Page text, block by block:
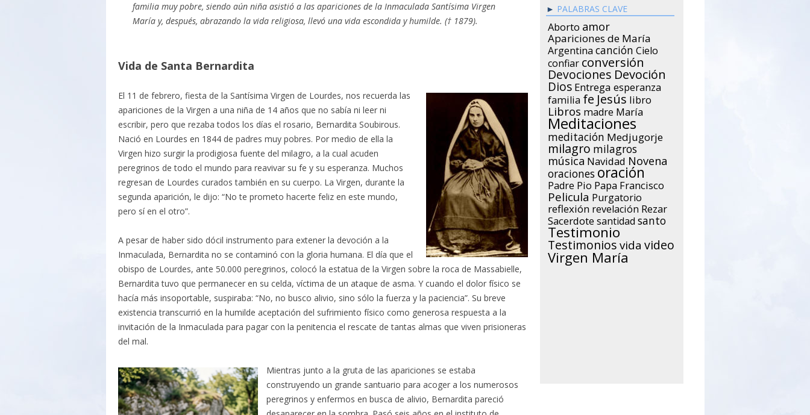
familia muy pobre, siendo aún niña asistió a las apariciones de la Inmaculada Santísima Virgen
María y, después, abrazando la vida religiosa, llevó una vida escondida y humilde. († 1879).
Vida de Santa Bernardita
El 11 de febrero, fiesta de la Santísima Virgen de Lourdes, nos recuerda las
apariciones de la Virgen a una niña de 14 años que no sabía ni leer ni
escribir, pero que rezaba todos los días el rosario, Bernardita Soubirous.
Nació en Lourdes en 1844 de padres muy pobres. Por medio de ella la
Virgen hizo surgir la prodigiosa fuente del milagro, a la cual acuden
peregrinos de todo el mundo para reavivar su fe y su esperanza. Muchos
regresan de Lourdes curados también en su cuerpo. La Virgen, durante la
segunda aparición, le dijo: “No te prometo hacerte feliz en este mundo,
pero sí en el otro”.
A pesar de haber sido dócil instrumento para extener la devoción a la
Inmaculada, Bernardita no se contaminó con la gloria humana. El día que el
obispo de Lourdes, ante 50.000 peregrinos, colocó la estatua de la Virgen sobre la roca de Massabielle,
Bernardita tuvo que permanecer en su celda, víctima de un ataque de asma. Y cuando el dolor físico se
hacía más insoportable, suspiraba: “No, no busco alivio, sino sólo la fuerza y la paciencia”. Su breve
existencia transcurrió en la humilde aceptación del sufrimiento físico como generosa respuesta a la
invitación de la Inmaculada para pagar con la penitencia el rescate de tantas almas que viven prisioneras
del mal.
Mientras junto a la gruta de las apariciones se estaba
construyendo un grande santuario para acoger a los numerosos
peregrinos y enfermos en busca de alivio, Bernardita pareció
PALABRAS CLAVE
Aborto amor
Apariciones de María
Argentina canción Cielo
confiar conversión
Devociones Devoción
Dios Entrega esperanza
familia fe Jesús libro
Libros madre María
Meditaciones
meditación Medjugorje
milagro milagros
música Navidad Novena
oraciones oración
Padre Pio Papa Francisco
Pelicula Purgatorio
reflexión revelación Rezar
Sacerdote santidad santo
Testimonio
Testimonios vida video
Virgen María